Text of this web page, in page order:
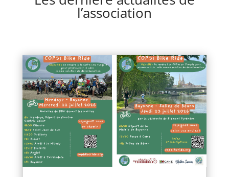
l’association